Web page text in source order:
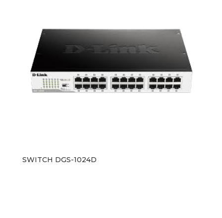
SWITCH DGS-1024D